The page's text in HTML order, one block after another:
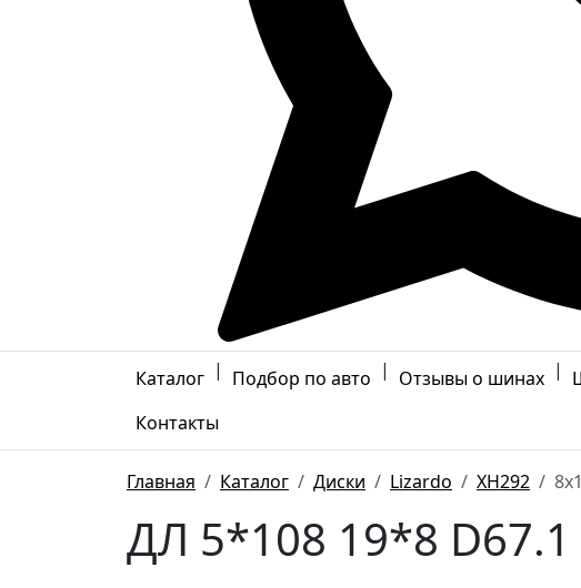
Каталог | Подбор по авто | Отзывы о шинах |
Контакты
Главная Каталог Диски Lizardo XH292
ДЛ 5*108 19*8 D67.1